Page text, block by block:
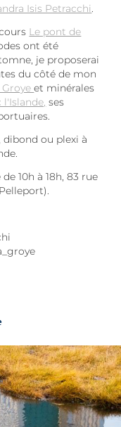
Isis Petracchi.
Le pont de
ont été
je proposerai
du côté de mon
Groyeet minérales
ses
dibond ou plexi à
10h à 18h, 83 rue